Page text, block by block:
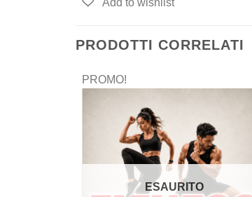
PRODOTTI CORRELATI
PROMO!
ESAURITO